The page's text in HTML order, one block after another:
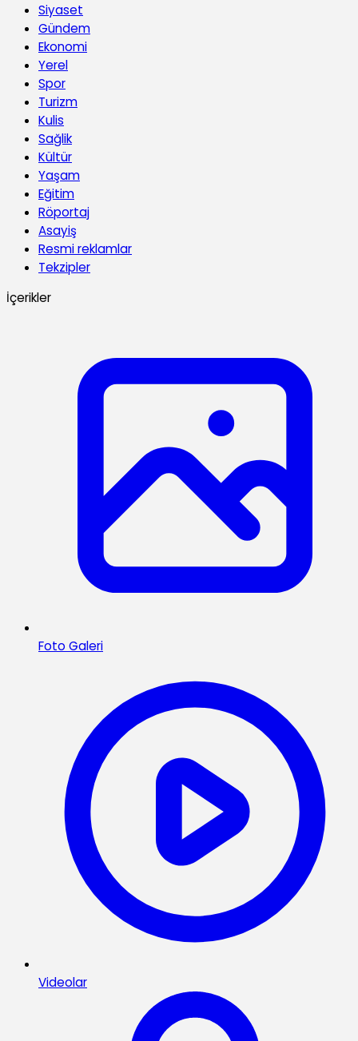
Siyaset
Gündem
Ekonomi
Yerel
Spor
Turizm
Kulis
Sağlik
Kültür
Yaşam
Eğitim
Röportaj
Asayiş
Resmi reklamlar
Tekzipler
İçerikler
Foto Galeri
Videolar